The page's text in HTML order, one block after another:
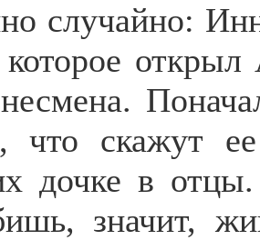
случайно:
которое
что скажут
дочке в
значит,